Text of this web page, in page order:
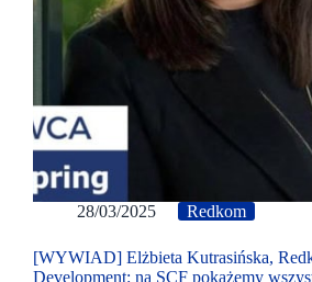
28/03/2025 Redkom
[WYWIAD] Elżbieta Kutrasińska,
Development: na SCF pokażemy